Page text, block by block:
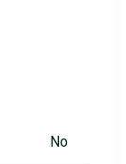
No